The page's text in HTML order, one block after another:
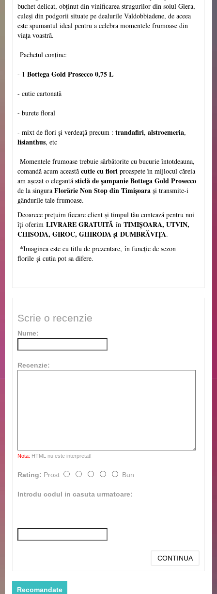
buchet delicat, obținut din vinificarea strugurilor din soiul Glera,
culeși din podgorii situate pe dealurile Valdobbiadene, de aceea
este spumantul ideal pentru a celebra momentele frumoase din
viața voastră.
Pachetul conține:
- 1 Bottega Gold Prosecco 0,75 L
- cutie cartonată
- burete floral
- mixt de flori și verdeață precum : trandafiri, alstroemeria,
lisianthus, etc
Momentele frumoase trebuie sărbătorite cu bucurie întotdeauna,
comandă acum această cutie cu flori proaspete în mijlocul căreia
am așezat o elegantă sticlă de șampanie Bottega Gold Prosecco
de la singura Florărie Non Stop din Timișoara și transmite-i
gândurile tale frumoase.
Deoarece prețuim fiecare client și timpul tău contează pentru noi
îți oferim LIVRARE GRATUITĂ în TIMIȘOARA, UTVIN,
CHISODA, GIROC, GHIRODA și DUMBRĂVIȚA.
*Imaginea este cu titlu de prezentare, în funcție de sezon
florile și cutia pot sa difere.
Scrie o recenzie
Nume:
Recenzie:
Nota: HTML nu este interpretat!
Rating: Prost Bun
Introdu codul in casuta urmatoare:
CONTINUA
Recomandate